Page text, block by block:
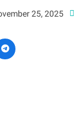
25, 2025